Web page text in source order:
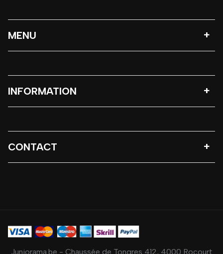
MENU
INFORMATION
CONTACT
Juniorama.be - Chaussée de Tongres 412, 4000 Rocourt